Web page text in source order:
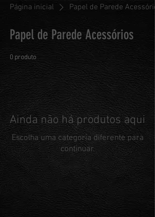
Página inicial Papel de Parede
Papel de Parede Acessórios
0 produto
Ainda não há produtos aqui
Escolha uma categoria diferente para
continuar.